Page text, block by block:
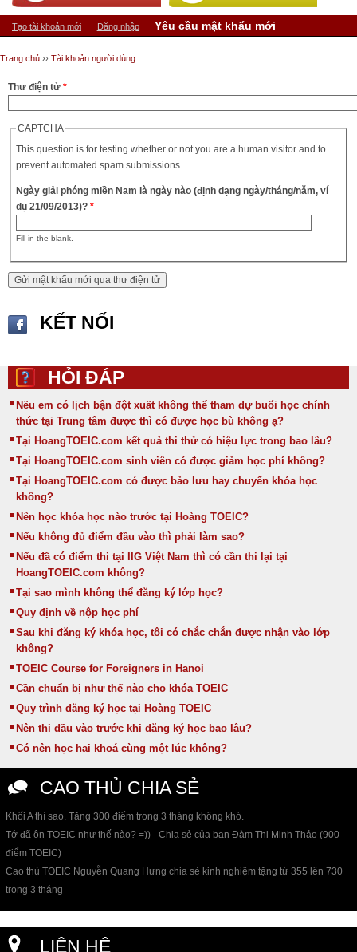
Tab chính
Tạo tài khoản mới Đăng nhập Yêu cầu mật khẩu mới
Bạn đang ở đây
Trang chủ ›› Tài khoản người dùng
Thư điện tử *
CAPTCHA
This question is for testing whether or not you are a human visitor and to
prevent automated spam submissions.
Ngày giải phóng miền Nam là ngày nào (định dạng ngày/tháng/năm, ví
dụ 21/09/2013)?*
Fill in the blank.
KẾT NỐI
HỎI ĐÁP
Nếu em có lịch bận đột xuất không thể tham dự buổi học chính
thức tại Trung tâm được thì có được học bù không ạ?
Tại HoangTOEIC.com kết quả thi thử có hiệu lực trong bao lâu?
Tại HoangTOEIC.com sinh viên có được giảm học phí không?
Tại HoangTOEIC.com có được bảo lưu hay chuyển khóa học
không?
Nên học khóa học nào trước tại Hoàng TOEIC?
Nếu không đủ điểm đầu vào thì phải làm sao?
Nếu đã có điểm thi tại IIG Việt Nam thì có cần thi lại tại
HoangTOEIC.com không?
Tại sao mình không thể đăng ký lớp học?
Quy định về nộp học phí
Sau khi đăng ký khóa học, tôi có chắc chắn được nhận vào lớp
không?
TOEIC Course for Foreigners in Hanoi
Cần chuẩn bị như thế nào cho khóa TOEIC
Quy trình đăng ký học tại Hoàng TOEIC
Nên thi đầu vào trước khi đăng ký học bao lâu?
Có nên học hai khoá cùng một lúc không?
CAO THỦ CHIA SẺ
Khối A thì sao. Tăng 300 điểm trong 3 tháng không khó.
Tớ đã ôn TOEIC như thế nào? =)) - Chia sẻ của bạn Đàm Thị Minh Thảo (900
điểm TOEIC)
Cao thủ TOEIC Nguyễn Quang Hưng chia sẻ kinh nghiệm tặng từ 355 lên 730
trong 3 tháng
LIÊN HỆ